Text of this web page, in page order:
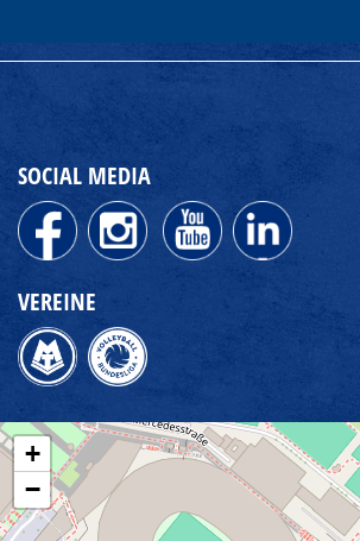
SOCIAL MEDIA
VEREINE
+
−